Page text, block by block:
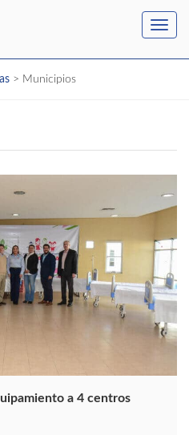
> Municipios
a 4 centros